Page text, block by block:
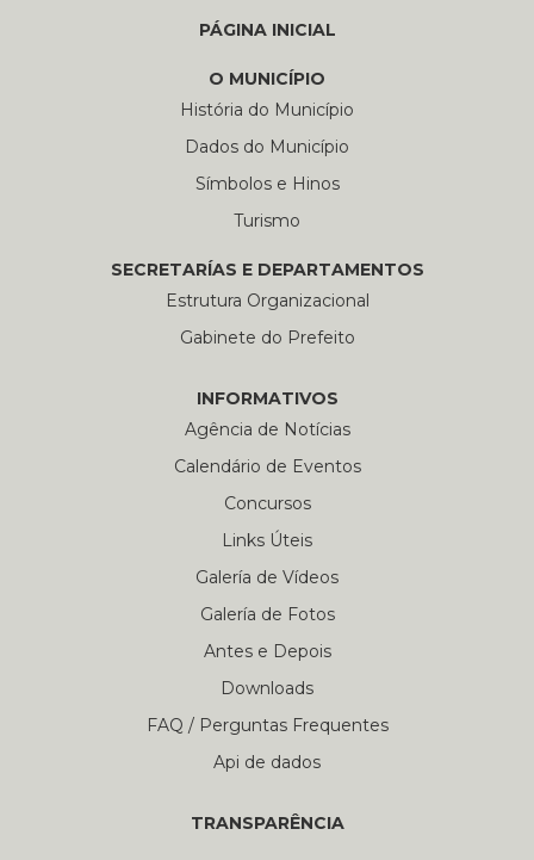
PÁGINA INICIAL
O MUNICÍPIO
História do Município
Dados do Município
Símbolos e Hinos
Turismo
SECRETARÍAS E DEPARTAMENTOS
Estrutura Organizacional
Gabinete do Prefeito
INFORMATIVOS
Agência de Notícias
Calendário de Eventos
Concursos
Links Úteis
Galería de Vídeos
Galería de Fotos
Antes e Depois
Downloads
FAQ / Perguntas Frequentes
Api de dados
TRANSPARÊNCIA